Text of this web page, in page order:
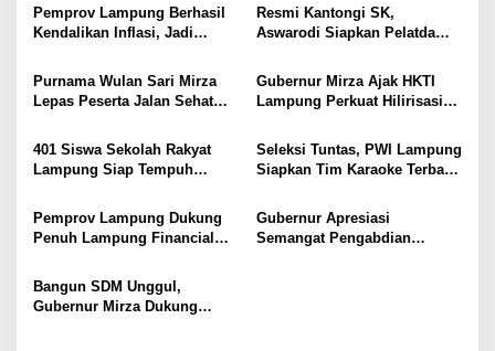
Prioritas
TP PKK Lampung Dorong
Pembangunan SDM Dimulai
dari Desa
Pemprov Lampung Berhasil
Kendalikan Inflasi, Jadi
Terendah di Sumatera
Resmi Kantongi SK,
Aswarodi Siapkan Pelatda
Menuju Porwanas 2027
Purnama Wulan Sari Mirza
Lepas Peserta Jalan Sehat
Lansia Sehat dan Bahagia
Gubernur Mirza Ajak HKTI
Lampung Perkuat Hilirisasi
Kesejahteraan Petani
401 Siswa Sekolah Rakyat
Lampung Siap Tempuh
Dorong Lahirnya Generasi
Emas
Seleksi Tuntas, PWI Lampung
Siapkan Tim Karaoke Terbaik
Pemprov Lampung Dukung
Penuh Lampung Financial
Keuangan Generasi Muda
Gubernur Apresiasi
Semangat Pengabdian
Bangun SDM Unggul,
Gubernur Mirza Dukung